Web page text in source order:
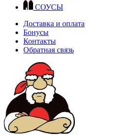
СОУСЫ
Доставка и оплата
Бонусы
Контакты
Обратная связь